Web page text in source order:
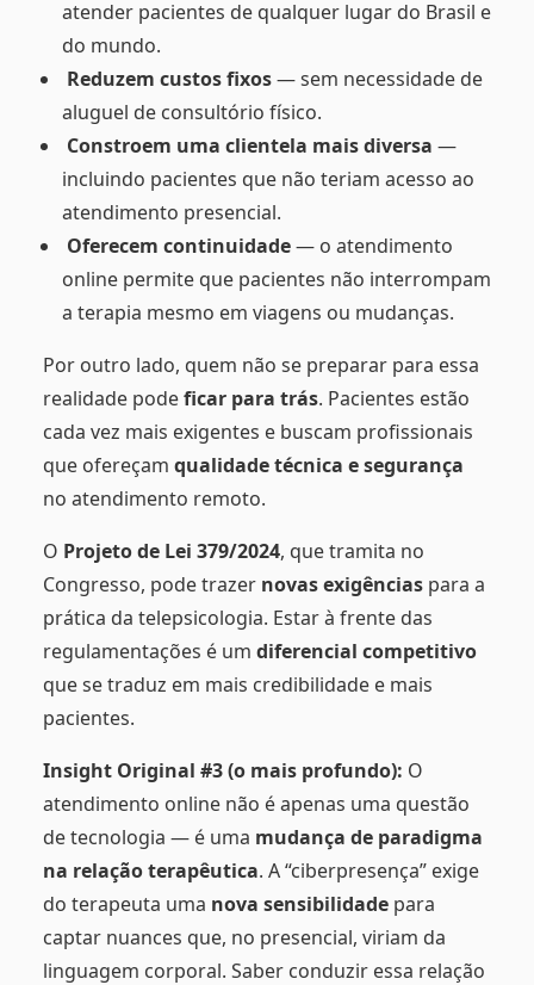
atender pacientes de qualquer lugar do Brasil e
do mundo.
Reduzem custos fixos— sem necessidade de
aluguel de consultório físico.
Constroem uma clientela mais diversa —
incluindo pacientes que não teriam acesso ao
atendimento presencial.
Oferecem continuidade— o atendimento
online permite que pacientes não interrompam
a terapia mesmo em viagens ou mudanças.
Por outro lado, quem não se preparar para essa
realidade podeficar para trás. Pacientes estão
cada vez mais exigentes e buscam profissionais
que ofereçam qualidade técnica e segurança
no atendimento remoto.
O Projeto de Lei 379/2024, que tramita no
Congresso, pode trazer novas exigências para a
prática da telepsicologia. Estar à frente das
regulamentações é um diferencial competitivo
que se traduz em mais credibilidade e mais
pacientes.
Insight Original #3 (o mais profundo): O
atendimento online não é apenas uma questão
de tecnologia — é uma mudança de paradigma
na relação terapêutica. A “ciberpresença” exige
do terapeuta uma nova sensibilidade para
captar nuances que, no presencial, viriam da
linguagem corporal. Saber conduzir essa relação